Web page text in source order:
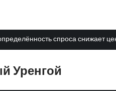
спроса снижает
Уренгой